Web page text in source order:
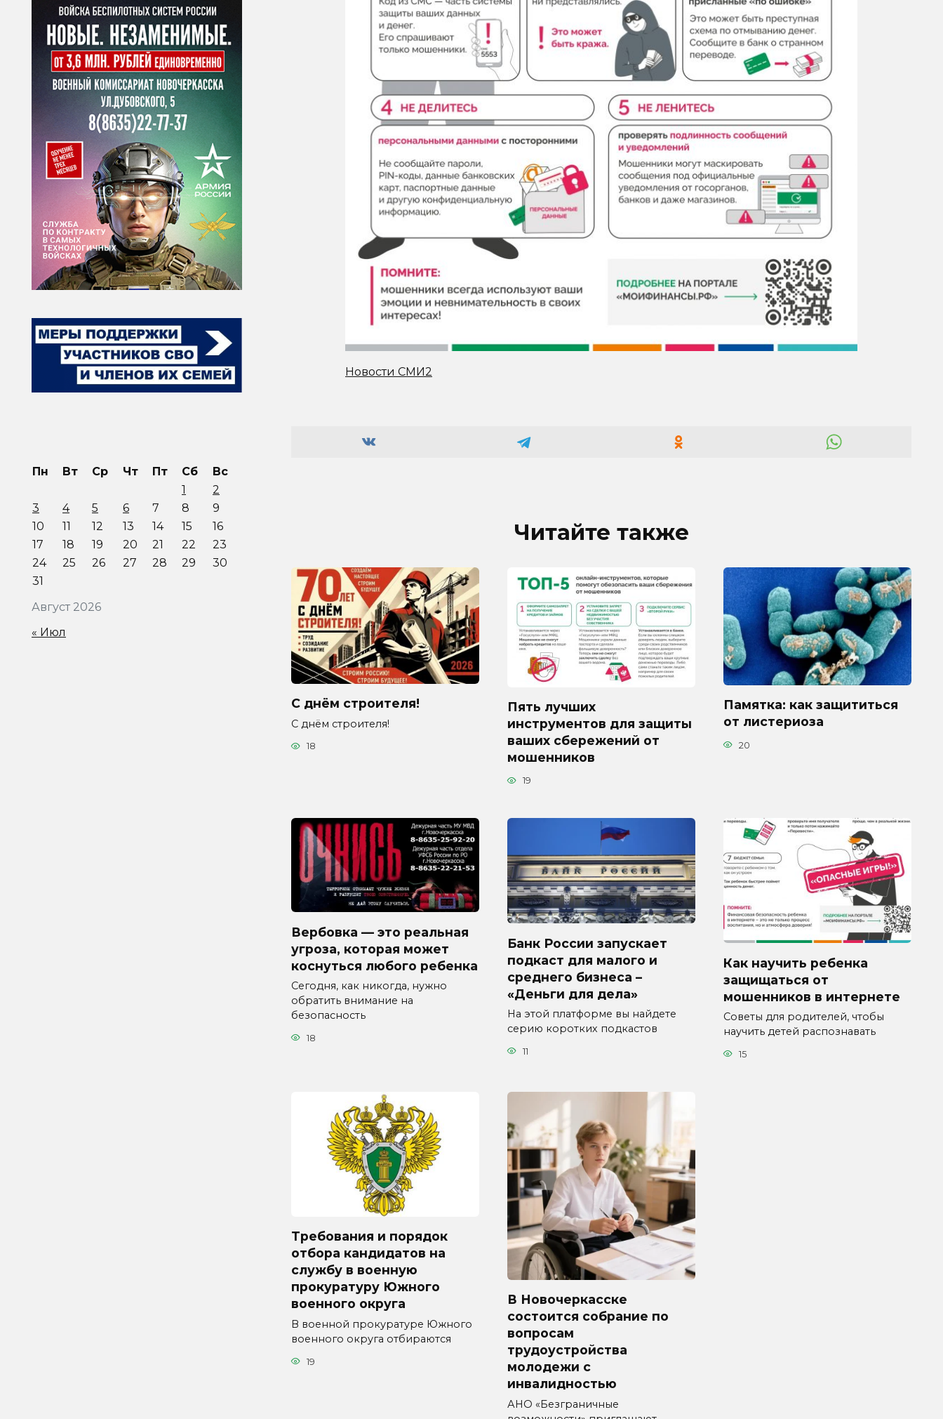
Новости СМИ2
Читайте также
С днём строителя!
С днём строителя!
18
Пять лучших
инструментов для защиты
ваших сбережений от
мошенников
19
Памятка: как защититься
от листериоза
20
Вербовка — это реальная
угроза, которая может
коснуться любого ребенка
Сегодня, как никогда, нужно
обратить внимание на
безопасность
18
Банк России запускает
подкаст для малого и
среднего бизнеса –
«Деньги для дела»
На этой платформе вы найдете
серию коротких подкастов
11
Как научить ребенка
защищаться от
мошенников в интернете
Советы для родителей, чтобы
научить детей распознавать
15
Требования и порядок
отбора кандидатов на
службу в военную
прокуратуру Южного
военного округа
В военной прокуратуре Южного
военного округа отбираются
19
В Новочеркасске
состоится собрание по
вопросам
трудоустройства
молодежи с
инвалидностью
АНО «Безграничные
Август 2026
Пн Вт Ср Чт Пт Сб
Вс
1
2
3
4 5 6 7 8
9
10
11 12 13 14 15
16
17
18 19 20 21 22
23
24
25 26 27 28 29
30
31
« Июл